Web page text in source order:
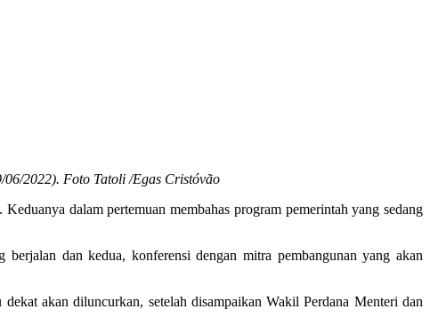
2022). Foto Tatoli /Egas Cristóvão
dalam pertemuan membahas program pemerintah yang sedang
dan kedua, konferensi dengan mitra pembangunan yang akan
akan diluncurkan, setelah disampaikan Wakil Perdana Menteri dan